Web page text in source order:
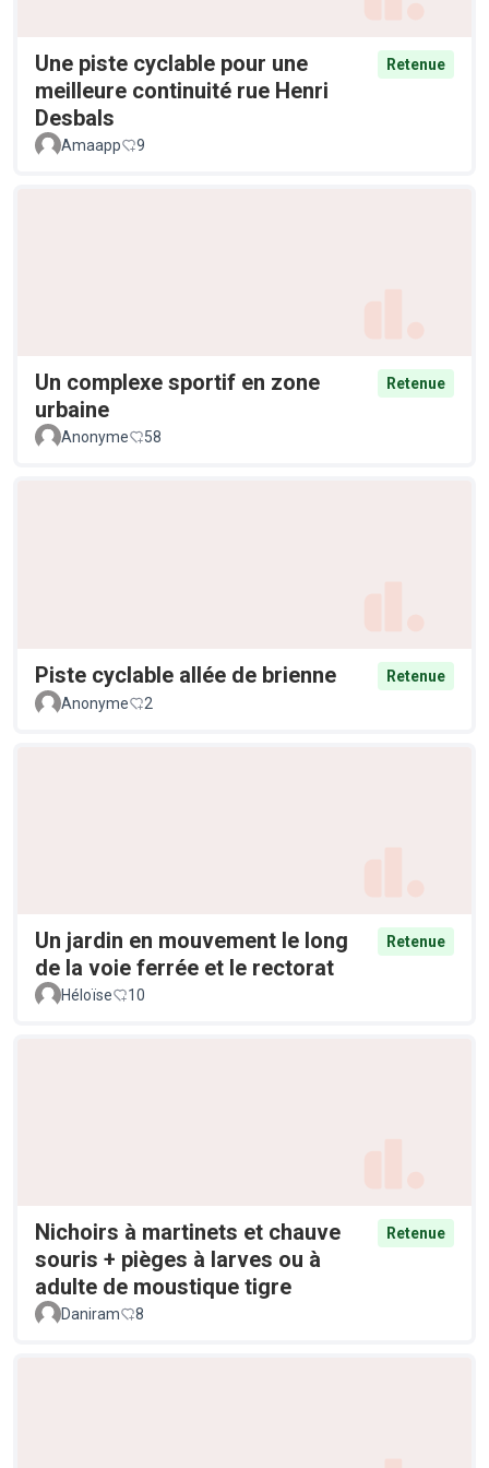
Une piste cyclable pour une
meilleure continuité rue Henri
Desbals
Retenue
Amaapp 9
Un complexe sportif en zone
urbaine
Retenue
Anonyme 58
Piste cyclable allée de brienne
Retenue
Anonyme
2
Un jardin en mouvement le long
de la voie ferrée et le rectorat
Retenue
Héloïse 10
Nichoirs à martinets et chauve
souris + pièges à larves ou à
adulte de moustique tigre
Retenue
Daniram 8